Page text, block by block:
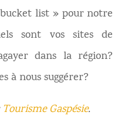
list » pour notre
sont vos sites de
dans la région?
à nous suggérer?
Tourisme Gaspésie.